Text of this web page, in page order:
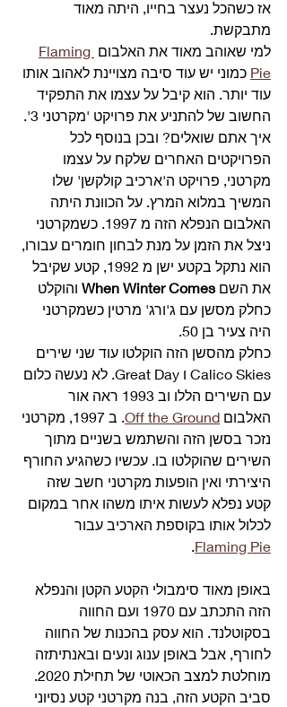
אז כשהכל נעצר בחייו, היתה מאוד
מתבקשת.
למי שאוהב מאוד את האלבום Flaming
Pie כמוני יש עוד סיבה מצויינת לאהוב אותו
עוד יותר. הוא קיבל על עצמו את התפקיד
החשוב של להתניע את פרויקט 'מקרטני 3'.
איך אתם שואלים? ובכן בנוסף לכל
הפרויקטים האחרים שלקח על עצמו
מקרטני, פרויקט ה'ארכיב קולקשן' שלו
המשיך במלוא המרץ. על הכוונת היתה
האלבום הנפלא הזה מ 1997. כשמקרטני
ניצל את הזמן על מנת לבחון חומרים עבורו,
הוא נתקל בקטע ישן מ 1992, קטע שקיבל
את השם When Winter Comes והוקלט
כחלק מסשן עם ג'ורג' מרטין כשמקרטני
היה צעיר בן 50.
כחלק מהסשן הזה הוקלטו עוד שני שירים
Calico Skies ו Great Day. לא נעשה כלום
עם השירים הללו וב 1993 ראה אור
האלבום Off the Ground
. ב 1997, מקרטני
נזכר בסשן הזה והשתמש בשניים מתוך
השירים שהוקלטו בו. עכשיו כשהגיע החורף
היצירתי ואין הופעות מקרטני חשב שזה
קטע נפלא לעשות איתו משהו אחר במקום
לכלול אותו בקוספת הארכיב עבור
Flaming Pie
.
באופן מאוד סימבולי הקטע הקטן והנפלא
הזה התכתב עם 1970 ועם החווה
בסקוטלנד. הוא עסק בהכנות של החווה
לחורף, אבל באופן ענוג ונעים ובאנתיתזה
מוחלטת למצב הכאוטי של תחילת 2020.
סביב הקטע הזה, בנה מקרטני קטע נסיוני